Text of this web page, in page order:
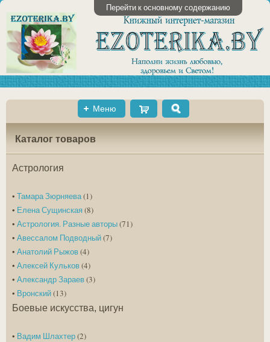
Перейти к основному содержанию
Меню
Cart
Каталог товаров
Астрология
• Тамара Зюрняева(1)
• Елена Сущинская(8)
• Астрология. Разные авторы(71)
• Авессалом Подводный(7)
• Анатолий Рыжов(4)
• Алексей Кульков(4)
• Александр Зараев(3)
• Вронский(13)
Боевые искусства, цигун
• Вадим Шлахтер(2)